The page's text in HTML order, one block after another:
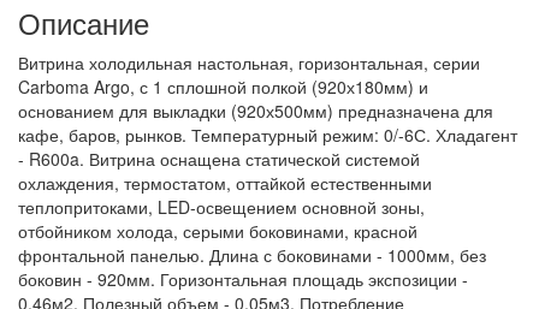
Описание
Витрина холодильная настольная, горизонтальная, серии
Carboma Argo, с 1 сплошной полкой (920х180мм) и
основанием для выкладки (920х500мм) предназначена для
кафе, баров, рынков. Температурный режим: 0/-6С. Хладагент
- R600a. Витрина оснащена статической системой
охлаждения, термостатом, оттайкой естественными
теплопритоками, LED-освещением основной зоны,
отбойником холода, серыми боковинами, красной
фронтальной панелью. Длина с боковинами - 1000мм, без
боковин - 920мм. Горизонтальная площадь экспозиции -
0,46м2. Полезный объем - 0,05м3. Потребление